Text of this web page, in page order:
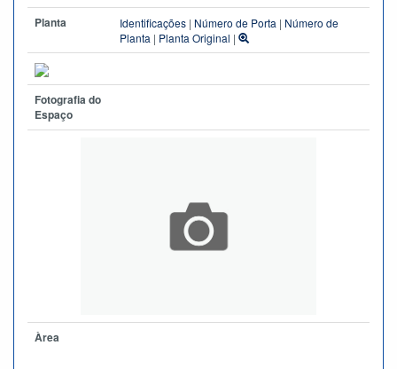
Planta
Identificações | Número de Porta | Número de
Planta | Planta Original |
Fotografia do
Espaço
Àrea